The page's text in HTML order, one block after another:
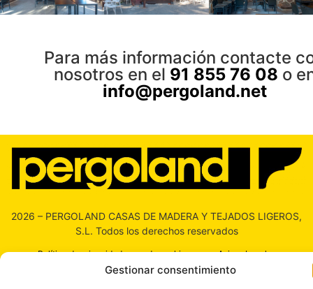
Gestionar consentimiento
Para más información contacte
nosotros en el 91 855 76 08 o
info@pergoland.net
2026 – PERGOLAND CASAS DE MADERA Y TEJADOS LIGEROS,
S.L. Todos los derechos reservados
Política de privacidad y uso de cookies Avisos Legales